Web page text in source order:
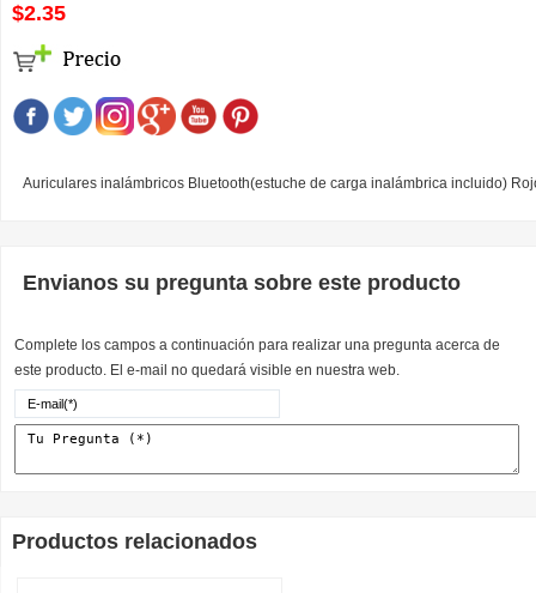
$2.35
Auriculares inalámbricos Bluetooth(estuche de carga inalámbrica incluido)
Envianos su pregunta sobre este producto
Complete los campos a continuación para realizar una pregunta acerca de
este producto. El e-mail no quedará visible en nuestra web.
Productos relacionados